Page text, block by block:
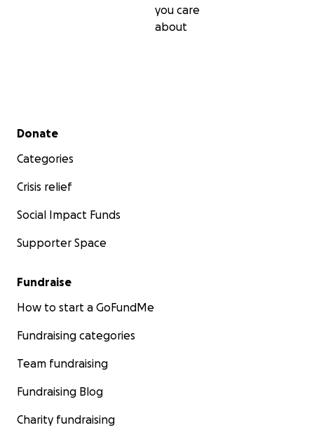
you care
about
Secondary menu
Donate
Categories
Crisis relief
Social Impact Funds
Supporter Space
Fundraise
How to start a GoFundMe
Fundraising categories
Team fundraising
Fundraising Blog
Charity fundraising